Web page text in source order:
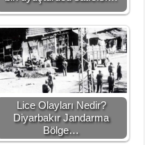
Lice Olayları Nedir?
Diyarbakır Jandarma
Bölge…